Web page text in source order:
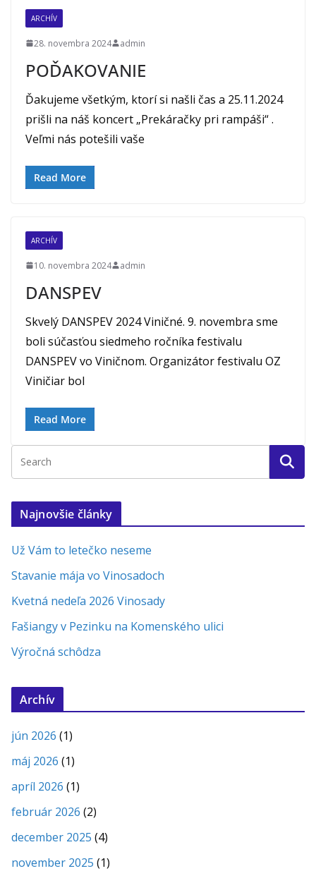
ARCHÍV
28. novembra 2024 admin
POĎAKOVANIE
Ďakujeme všetkým, ktorí si našli čas a 25.11.2024
prišli na náš koncert „Prekáračky pri rampáši“ .
Veľmi nás potešili vaše
Read More
ARCHÍV
10. novembra 2024 admin
DANSPEV
Skvelý DANSPEV 2024 Viničné. 9. novembra sme
boli súčasťou siedmeho ročníka festivalu
DANSPEV vo Viničnom. Organizátor festivalu OZ
Viničiar bol
Read More
Najnovšie články
Už Vám to letečko neseme
Stavanie mája vo Vinosadoch
Kvetná nedeľa 2026 Vinosady
Fašiangy v Pezinku na Komenského ulici
Výročná schôdza
Archív
jún 2026 (1)
máj 2026 (1)
apríl 2026 (1)
február 2026 (2)
december 2025 (4)
november 2025 (1)